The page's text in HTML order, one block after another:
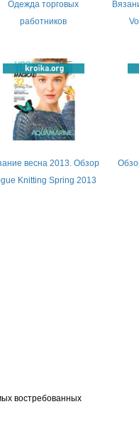
Одежда торговых
работников
весна 2013. Обзор
Knitting Spring 2013
востребованных